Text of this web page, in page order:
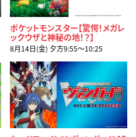
ポケットモンスター【驚愕！メガレ
ックウザと神秘の地！？】
8月14日(金) 夕方9:55〜10:25